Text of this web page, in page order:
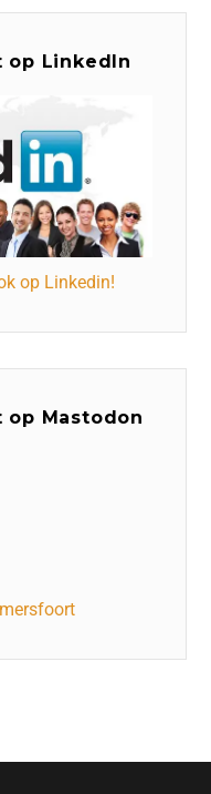
op LinkedIn
op Linkedin!
op Mastodon